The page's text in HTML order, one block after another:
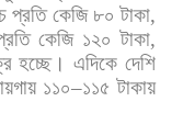
প্রতি কেজি ৮০ টাকা,
কেজি ১২০ টাকা,
হচ্ছে। এদিকে দেশি
১১০–১১৫ টাকায়